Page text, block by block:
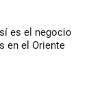
es el negocio
en el Oriente